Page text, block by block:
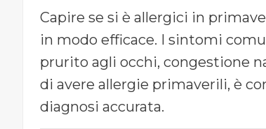
Capire se si è allergici in
in modo efficace. I sintomi
prurito agli occhi, congestione
di avere allergie primaverili, è
diagnosi accurata.